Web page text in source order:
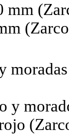
mm
y